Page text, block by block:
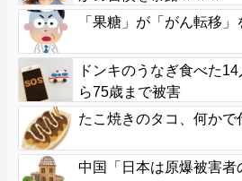
「果糖」が「がん転移
ドンキのうなぎ食べた
ら75歳まで被害
たこ焼きのタコ、何か
中国「日本は原爆被害者